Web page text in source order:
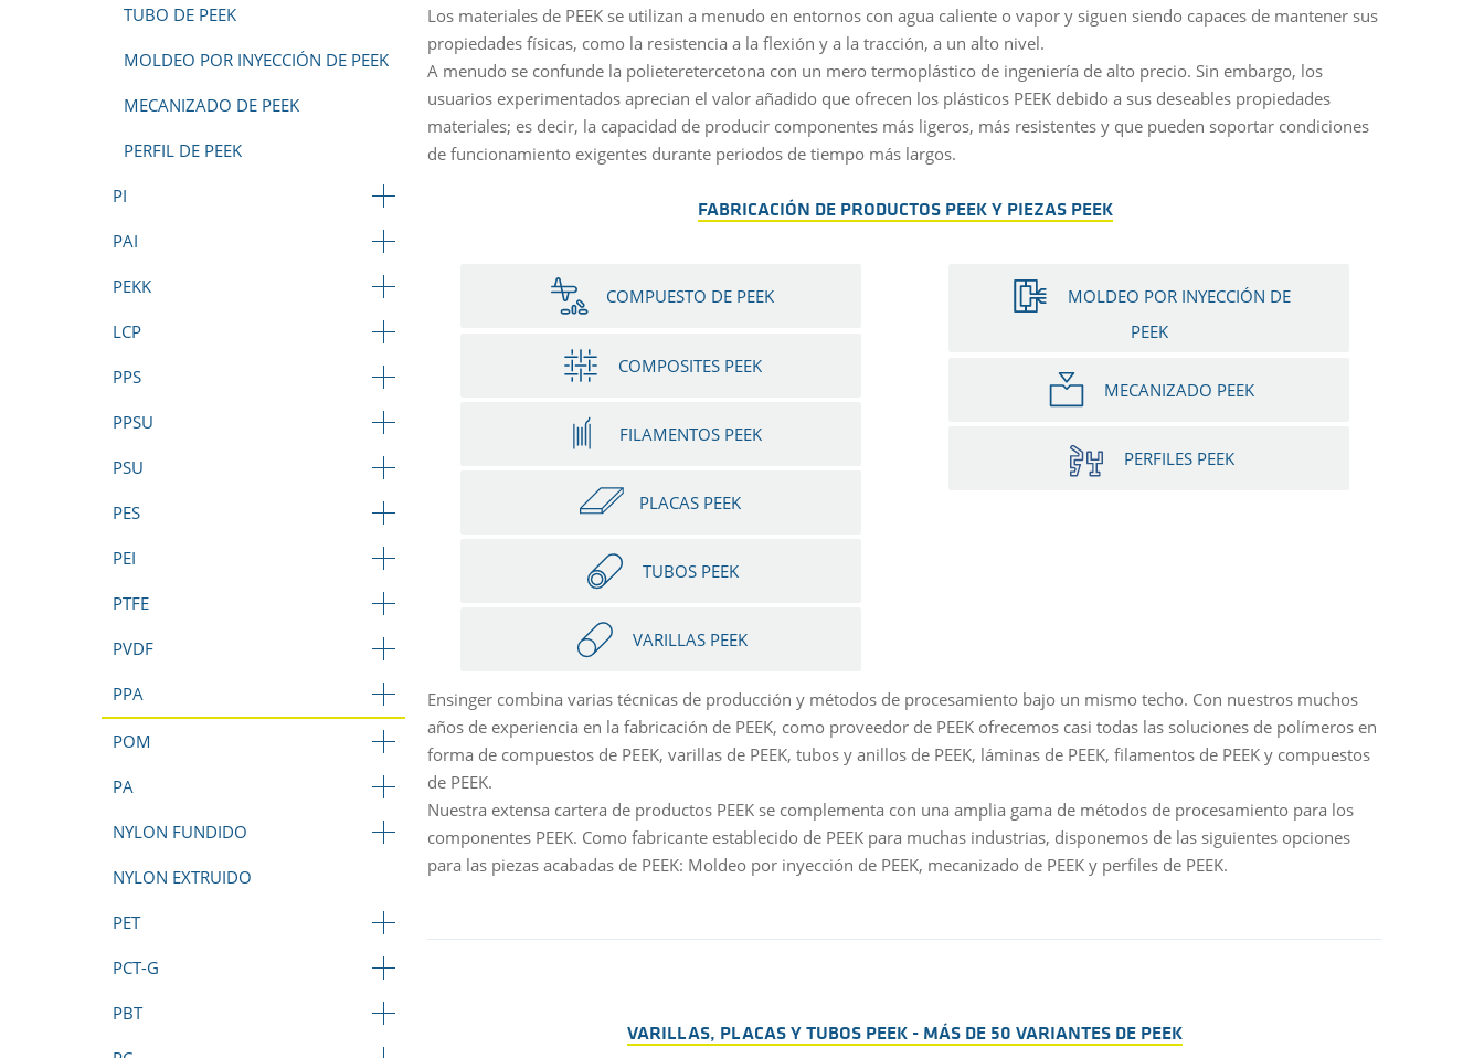
TUBO DE PEEK
MOLDEO POR INYECCIÓN DE PEEK
MECANIZADO DE PEEK
PERFIL DE PEEK
PI
PAI
PEKK
LCP
PPS
PPSU
PSU
PES
PEI
PTFE
PVDF
PPA
POM
PA
NYLON FUNDIDO
NYLON EXTRUIDO
PET
PCT-G
PBT
Los materiales de PEEK se utilizan a menudo en entornos con agua caliente o vapor y siguen siendo capaces de mantener sus
propiedades físicas, como la resistencia a la flexión y a la tracción, a un alto nivel.
A menudo se confunde la polieteretercetona con un mero termoplástico de ingeniería de alto precio. Sin embargo, los
usuarios experimentados aprecian el valor añadido que ofrecen los plásticos PEEK debido a sus deseables propiedades
materiales; es decir, la capacidad de producir componentes más ligeros, más resistentes y que pueden soportar condiciones
de funcionamiento exigentes durante periodos de tiempo más largos.
FABRICACIÓN DE PRODUCTOS PEEK Y PIEZAS PEEK
COMPUESTO DE PEEK
COMPOSITES PEEK
FILAMENTOS PEEK
PLACAS PEEK
TUBOS PEEK
VARILLAS PEEK
MOLDEO POR INYECCIÓN DE
PEEK
MECANIZADO PEEK
PERFILES PEEK
Ensinger combina varias técnicas de producción y métodos de procesamiento bajo un mismo techo. Con nuestros muchos
años de experiencia en la fabricación de PEEK, como proveedor de PEEK ofrecemos casi todas las soluciones de polímeros en
forma de compuestos de PEEK, varillas de PEEK, tubos y anillos de PEEK, láminas de PEEK, filamentos de PEEK y compuestos
de PEEK.
Nuestra extensa cartera de productos PEEK se complementa con una amplia gama de métodos de procesamiento para los
componentes PEEK. Como fabricante establecido de PEEK para muchas industrias, disponemos de las siguientes opciones
para las piezas acabadas de PEEK: Moldeo por inyección de PEEK, mecanizado de PEEK y perfiles de PEEK.
VARILLAS, PLACAS Y TUBOS PEEK - MÁS DE 50 VARIANTES DE PEEK